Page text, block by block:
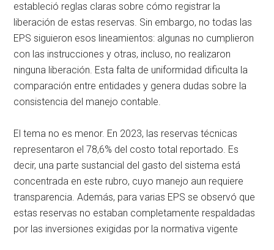
estableció reglas claras sobre cómo registrar la
liberación de estas reservas. Sin embargo, no todas las
EPS siguieron esos lineamientos: algunas no cumplieron
con las instrucciones y otras, incluso, no realizaron
ninguna liberación. Esta falta de uniformidad dificulta la
comparación entre entidades y genera dudas sobre la
consistencia del manejo contable.
El tema no es menor. En 2023, las reservas técnicas
representaron el 78,6% del costo total reportado. Es
decir, una parte sustancial del gasto del sistema está
concentrada en este rubro, cuyo manejo aun requiere
transparencia. Además, para varias EPS se observó que
estas reservas no estaban completamente respaldadas
por las inversiones exigidas por la normativa vigente